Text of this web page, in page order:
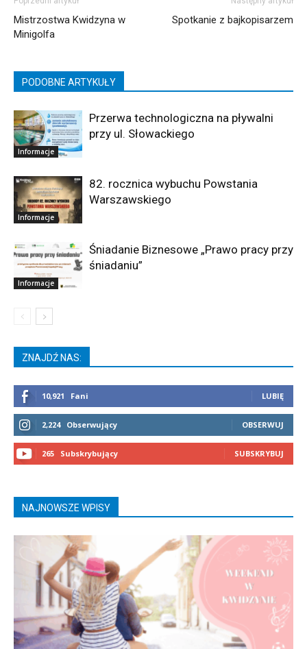
Mistrzostwa Kwidzyna w
Minigolfa
Spotkanie z bajkopisarzem
PODOBNE ARTYKUŁY
Informacje
Przerwa technologiczna na pływalni
przy ul. Słowackiego
Informacje
82. rocznica wybuchu Powstania
Warszawskiego
Informacje
Śniadanie Biznesowe „Prawo pracy przy
śniadaniu”
ZNAJDŹ NAS:
10,921 Fani LUBIĘ
2,224 Obserwujący OBSERWUJ
265 Subskrybujący SUBSKRYBUJ
NAJNOWSZE WPISY